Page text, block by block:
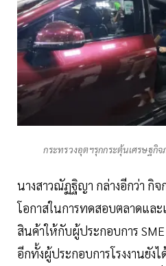
กระทรวงอุตฯรุกกระตุ้นเศรษฐกิ
นางสาวณัฏฐิญา กล่างอีกว่า กิจ
โอกาสในการทดสอบตลาดแล
สินค้าให้กับผู้ประกอบการ
อีกทั้งผู้ประกอบการโรงงานยัง